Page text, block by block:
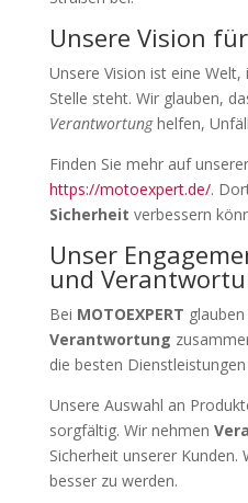
Unsere Vision
Unsere Vision ist eine Welt,
Stelle steht. Wir glauben,
Verantwortunghelfen,
Finden Sie mehr auf
https://motoexpert.de/.
Sicherheit verbessern
Unser
und
Bei MOTOEXPERT
Verantwortung
die besten
Unsere Auswahl an
sorgfältig. Wir nehmen
Sicherheit unserer Kunden.
besser zu werden.